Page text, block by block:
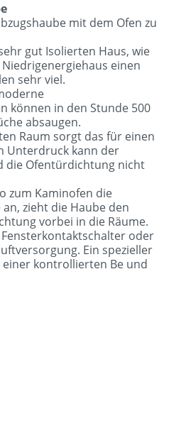
mit dem Ofen zu
gut Isolierten Haus, wie
einen
sehr viel.
können in den Stunde 500
absaugen.
Raum sorgt das für einen
Unterdruck kann der
die Ofentürdichtung nicht
zum Kaminofen die
zieht die Haube den
vorbei in die Räume.
oder
Ein spezieller
einer kontrollierten Be und